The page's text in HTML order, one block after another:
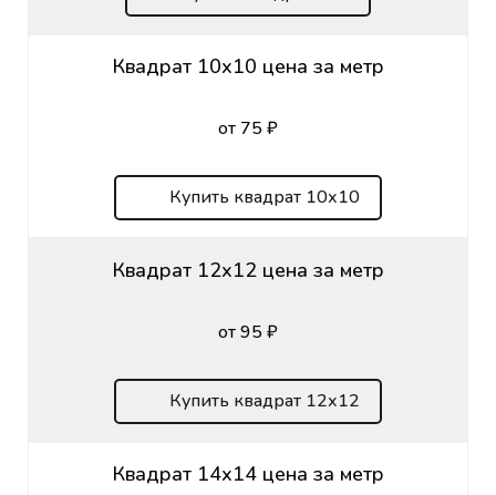
Квадрат 10х10 цена за метр
от 75 ₽
Купить квадрат 10х10
Квадрат 12х12 цена за метр
от 95 ₽
Купить квадрат 12х12
Квадрат 14х14 цена за метр